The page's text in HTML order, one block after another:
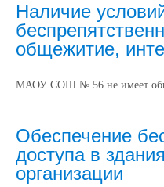
Наличие
общежитие,
МАОУ СОШ № 56 не имеет
Обеспечение
доступа в
организации